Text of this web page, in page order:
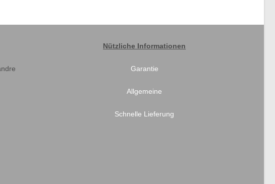
Nützliche Informationen
Garantie
Allgemeine
Schnelle Lieferung